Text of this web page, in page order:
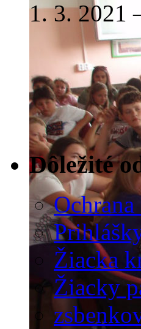
1. 3. 2021
Dôležité
Žiacka
Žiacky